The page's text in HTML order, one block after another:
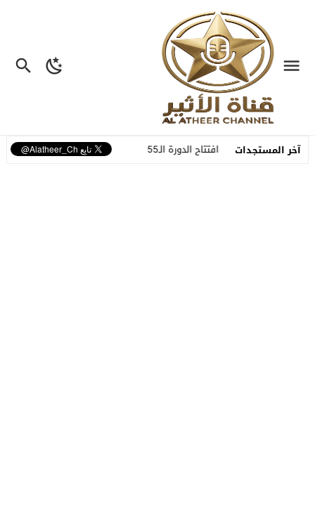
آخر المستجدات
الـ55 للمهرجان الوطني للفنون الشعبية